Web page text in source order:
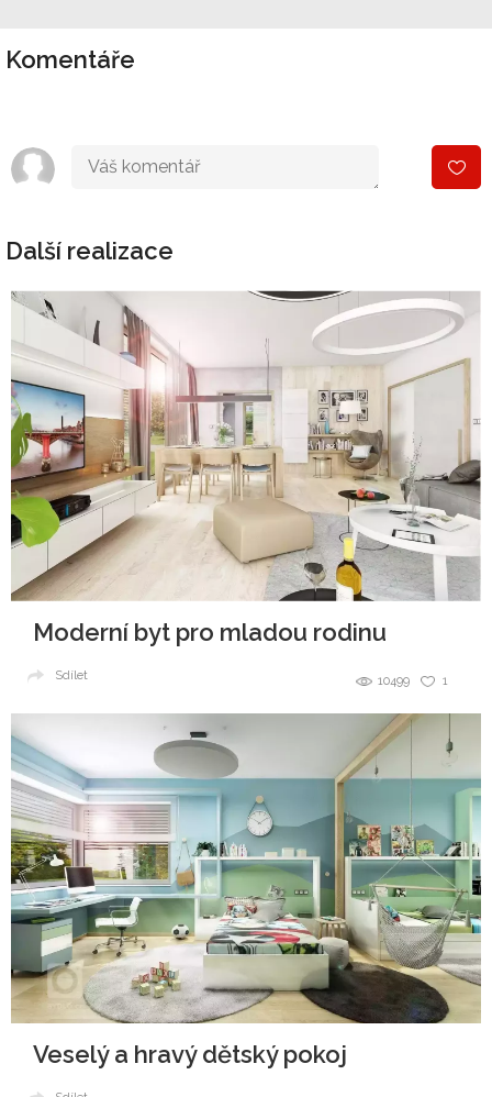
Komentáře
Další realizace
Moderní byt pro mladou rodinu
1
10499
Sdílet
Veselý a hravý dětský pokoj